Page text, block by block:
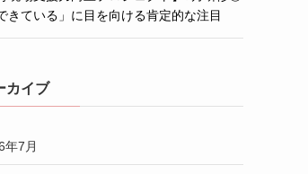
きている」に目を向ける肯定的な注目
カイブ
年7月